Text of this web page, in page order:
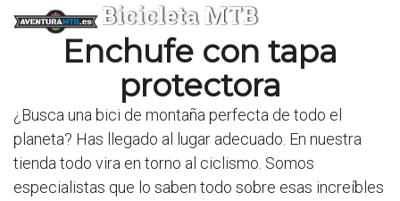
Bicicleta MTB
Enchufe con tapa
protectora
¿Busca una bici de montaña perfecta de todo el
planeta? Has llegado al lugar adecuado. En nuestra
tienda todo vira en torno al ciclismo. Somos
especialistas que lo saben todo sobre esas increíbles